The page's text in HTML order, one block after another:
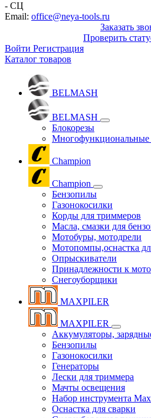
- СЦ
Email: office@neya-tools.ru
Заказать
Проверить
Войти Регистрация
Каталог товаров
BELMASH
BELMASH
Блокорезы
Многофункциональные
Champion
Champion
Бензопилы
Газонокосилки
Корды для триммеров
Масла, смазки для
Мотобуры, мотодрели
Мотопомпы,оснастка
Опрыскиватели
Принадлежности к
Снегоуборщики
MAXPILER
MAXPILER
Аккумуляторы,
Бензопилы
Газонокосилки
Генераторы
Лески для триммера
Мачты освещения
Набор инструмента
Оснастка для сварки